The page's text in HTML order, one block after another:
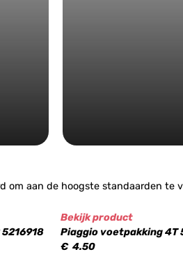
aan de hoogste standaarden
Bekijk product
Piaggio voetpakking 4T
€ 4.50